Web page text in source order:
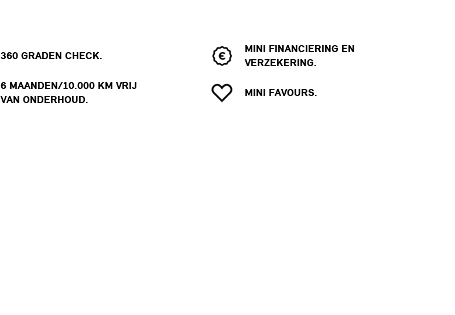
360 GRADEN CHECK.
MINI FINANCIERING EN
VERZEKERING.
6 MAANDEN/10.000 KM VRIJ
VAN ONDERHOUD.
MINI FAVOURS.